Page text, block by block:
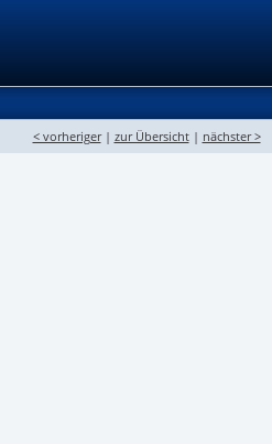
< vorheriger| zur Übersicht| nächster >